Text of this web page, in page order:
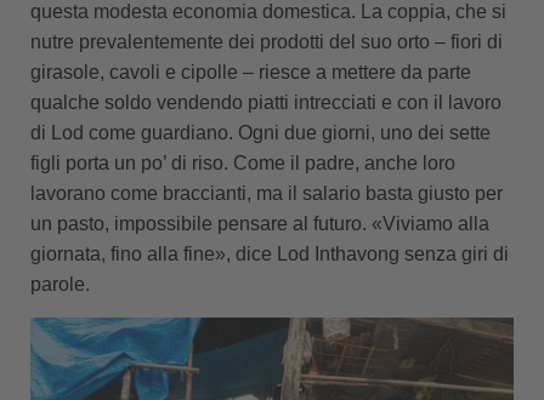
questa modesta economia domestica. La coppia, che si
nutre prevalentemente dei prodotti del suo orto – fiori di
girasole, cavoli e cipolle – riesce a mettere da parte
qualche soldo vendendo piatti intrecciati e con il lavoro
di Lod come guardiano. Ogni due giorni, uno dei sette
figli porta un po’ di riso. Come il padre, anche loro
lavorano come braccianti, ma il salario basta giusto per
un pasto, impossibile pensare al futuro. «Viviamo alla
giornata, fino alla fine», dice Lod Inthavong senza giri di
parole.